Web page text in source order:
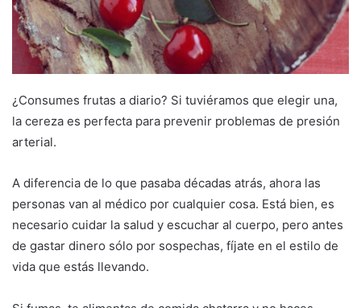
¿Consumes frutas a diario? Si tuviéramos que elegir una,
la cereza es perfecta para prevenir problemas de presión
arterial.
A diferencia de lo que pasaba décadas atrás, ahora las
personas van al médico por cualquier cosa. Está bien, es
necesario cuidar la salud y escuchar al cuerpo, pero antes
de gastar dinero sólo por sospechas, fíjate en el estilo de
vida que estás llevando.